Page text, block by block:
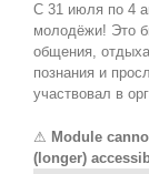
Image
С 31 июля по 4
молодёжи! Это
общения,
познания и
участвовал в
⚠ Module
(longer)